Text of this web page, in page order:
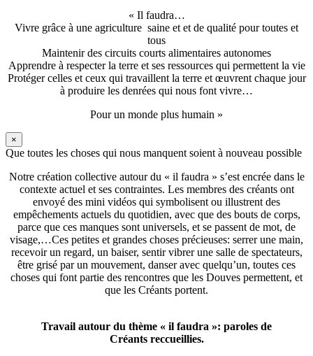
« Il faudra…
Vivre grâce à une agriculture saine et et de qualité pour toutes et
tous
Maintenir des circuits courts alimentaires autonomes
Apprendre à respecter la terre et ses ressources qui permettent la vie
Protéger celles et ceux qui travaillent la terre et œuvrent chaque jour
à produire les denrées qui nous font vivre…
Pour un monde plus humain »
×
Que toutes les choses qui nous manquent soient à nouveau possible
Notre création collective autour du « il faudra » s’est encrée dans le
contexte actuel et ses contraintes. Les membres des créants ont
envoyé des mini vidéos qui symbolisent ou illustrent des
empêchements actuels du quotidien, avec que des bouts de corps,
parce que ces manques sont universels, et se passent de mot, de
visage,…Ces petites et grandes choses précieuses: serrer une main,
recevoir un regard, un baiser, sentir vibrer une salle de spectateurs,
être grisé par un mouvement, danser avec quelqu’un, toutes ces
choses qui font partie des rencontres que les Douves permettent, et
que les Créants portent.
Travail autour du thème « il faudra »: paroles de
Créants reccueillies.